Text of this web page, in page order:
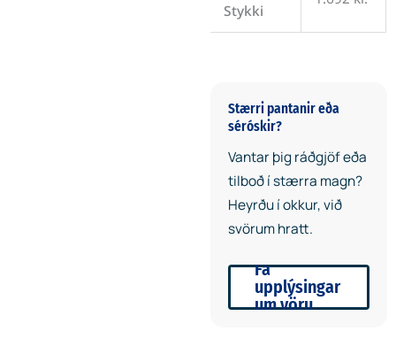
Stykki
Stærri pantanir eða
séróskir?
Vantar þig ráðgjöf eða
tilboð í stærra magn?
Heyrðu í okkur, við
svörum hratt.
Fá
upplýsingar
um vöru